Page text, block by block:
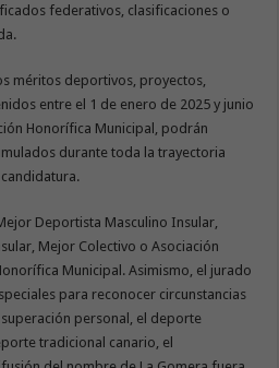
federativos, clasificaciones o
méritos deportivos, proyectos,
entre el 1 de enero de 2025 y junio
Honorífica Municipal, podrán
durante toda la trayectoria
Deportista Masculino Insular,
Mejor Colectivo o Asociación
Municipal. Asimismo, el jurado
para reconocer circunstancias
personal, el deporte
tradicional canario, el